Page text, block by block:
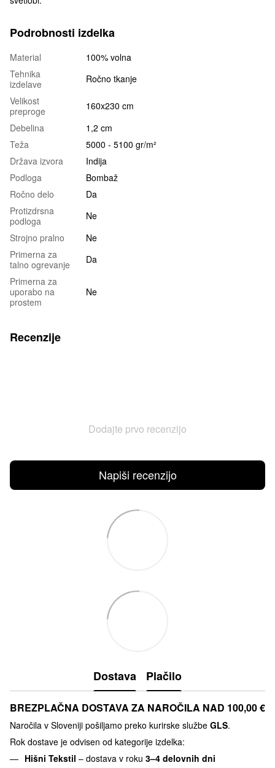
Podrobnosti izdelka
Material
100% volna
Tehnika
izdelave
Ročno tkanje
Velikost
preproge
160x230 cm
Debelina
1,2 cm
Teža
5000 - 5100 gr/m²
Država izvora
Indija
Podloga
Bombaž
Ročno delo
Da
Protizdrsna
podloga
Ne
Strojno pralno
Ne
Primerna za
talno ogrevanje
Da
Primerna za
uporabo na
prostem
Ne
Recenzije
Dodajte prvo recenzijo
Napiši recenzijo
Dostava Plačilo
BREZPLAČNA DOSTAVA ZA NAROČILA NAD 100,00 €
Naročila v Sloveniji pošiljamo preko kurirske službe GLS.
Rok dostave je odvisen od kategorije izdelka:
Hišni Tekstil – dostava v roku 3–4 delovnih dni